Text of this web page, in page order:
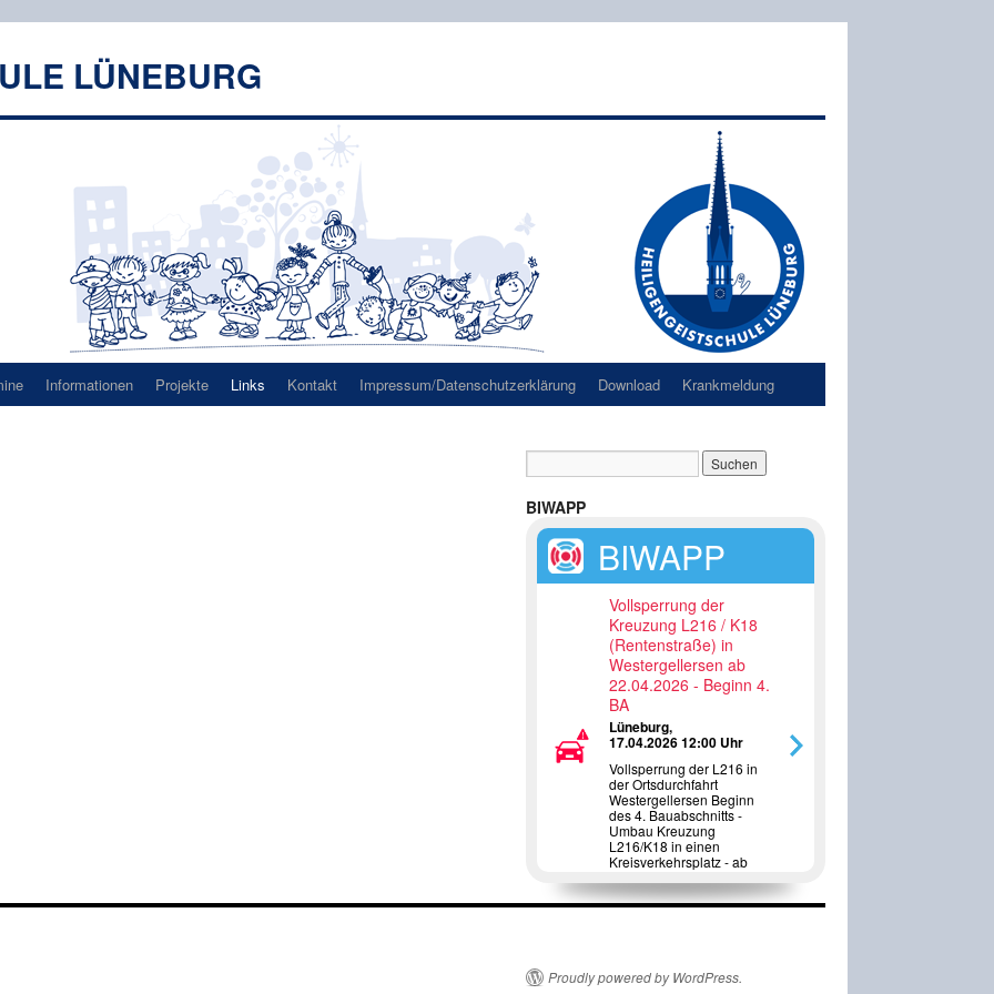
LÜNEBURG
Informationen Projekte Links Kontakt Impressum/Datenschutzerklärung Download Krankmeldung
BIWAPP
BIWAPP
Vollsperrung der
Kreuzung L216 / K18
(Rentenstraße) in
Westergellersen ab
22.04.2026 - Beginn 4.
BA
Lüneburg,
17.04.2026 12:00 Uhr
Vollsperrung der L216 in
der Ortsdurchfahrt
Westergellersen Beginn
des 4. Bauabschnitts -
Umbau Kreuzung
L216/K18 in einen
Kreisverkehrsplatz - ab
Proudly powered by WordPress.